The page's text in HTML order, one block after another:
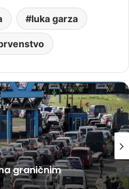
luka garza
graničnim